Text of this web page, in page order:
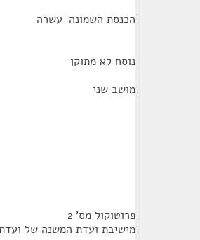
הכנסת השמונה-עשרה
נוסח לא מתוקן
מושב שני
פרוטוקול מס' 2
מישיבת ועדת המשנה של